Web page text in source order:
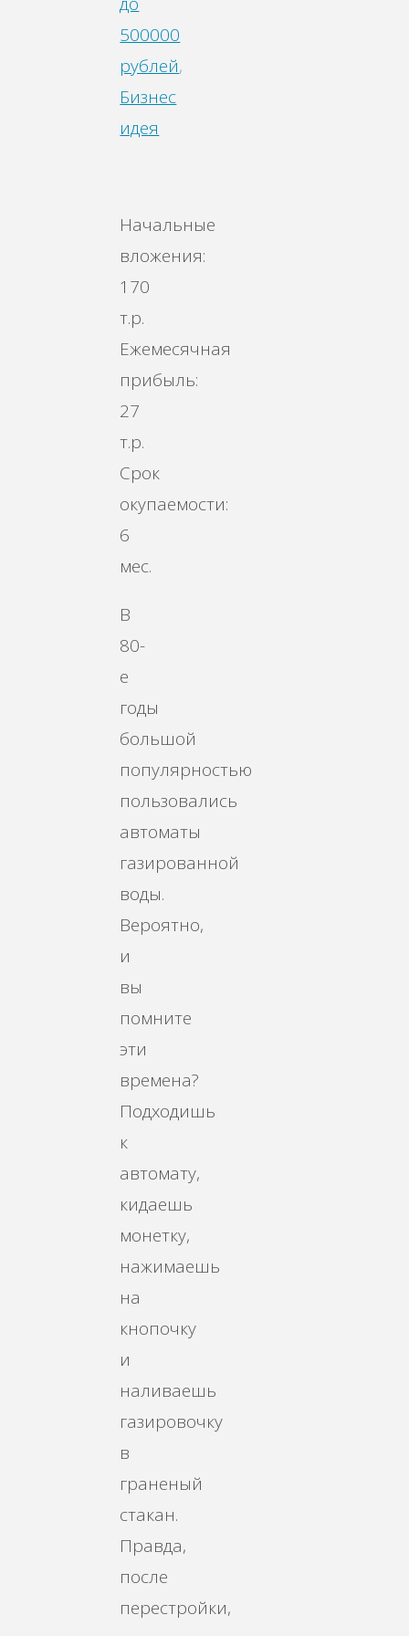
500000
рублей,
Бизнес
идея
Начальные
вложения:
170
т.р.
Ежемесячная
прибыль:
27
т.р.
Срок
окупаемости:
6
мес.
В
80-
е
годы
большой
популярностью
пользовались
автоматы
газированной
воды.
Вероятно,
и
вы
помните
эти
времена?
Подходишь
к
автомату,
кидаешь
монетку,
нажимаешь
на
кнопочку
и
наливаешь
газировочку
в
граненый
стакан.
Правда,
после
перестройки,